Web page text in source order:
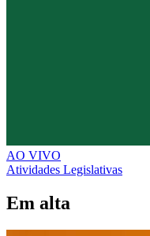
AO VIVO
Atividades Legislativas
Em alta